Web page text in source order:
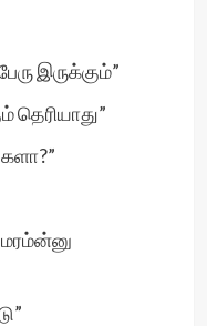
இருக்கும்”
தெரியாது”